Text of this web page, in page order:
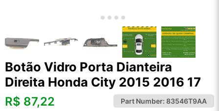
Botão Vidro Porta Dianteira
Direita Honda City 2015 2016 17
R$ 87,22 Part Number: 83546T9AA